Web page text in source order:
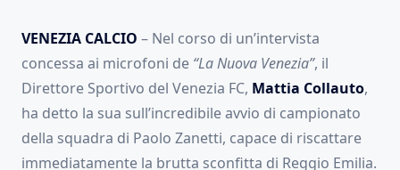
VENEZIA CALCIO – Nel corso di un’intervista
concessa ai microfoni de “La Nuova Venezia”, il
Direttore Sportivo del Venezia FC, Mattia Collauto,
ha detto la sua sull’incredibile avvio di campionato
della squadra di Paolo Zanetti, capace di riscattare
immediatamente la brutta sconfitta di Reggio Emilia.